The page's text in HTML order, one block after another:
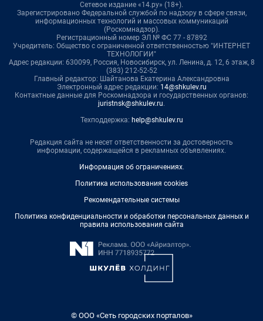
Сетевое издание «14.ру» (18+).
Зарегистрировано Федеральной службой по надзору в сфере связи,
информационных технологий и массовых коммуникаций
(Роскомнадзор).
Регистрационный номер ЭЛ № ФС 77 - 87892
Учредитель: Общество с ограниченной ответственностью "ИНТЕРНЕТ
ТЕХНОЛОГИИ"
Адрес редакции: 630099, Россия, Новосибирск, ул. Ленина, д. 12, 6 этаж, 8
(383) 212-52-52
Главный редактор: Шайтанова Екатерина Александровна
Электронный адрес редакции: 14@shkulev.ru
Контактные данные для Роскомнадзора и государственных органов:
juristnsk@shkulev.ru.
Техподдержка: help@shkulev.ru
Редакция сайта не несет ответственности за достоверность
информации, содержащейся в рекламных объявлениях.
Информация об ограничениях.
Политика использования cookies
Рекомендательные системы
Политика конфиденциальности и обработки персональных данных и
правила использования сайта
© ООО «Сеть городских порталов»